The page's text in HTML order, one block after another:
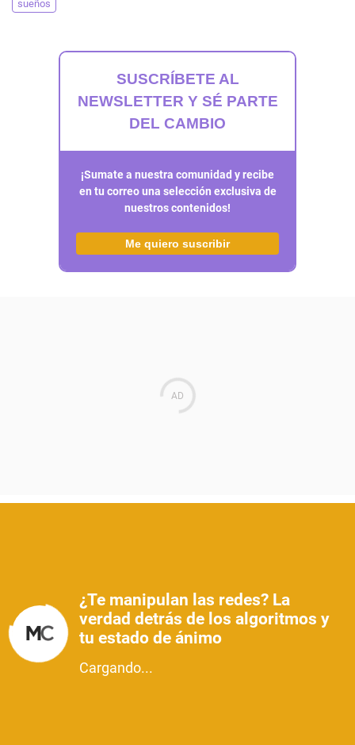
sueños
SUSCRÍBETE AL
NEWSLETTER Y SÉ PARTE
DEL CAMBIO
¡Sumate a nuestra comunidad y recibe
en tu correo una selección exclusiva de
nuestros contenidos!
Me quiero suscribir
¿Te manipulan las redes? La
verdad detrás de los algoritmos y
tu estado de ánimo
Cargando...